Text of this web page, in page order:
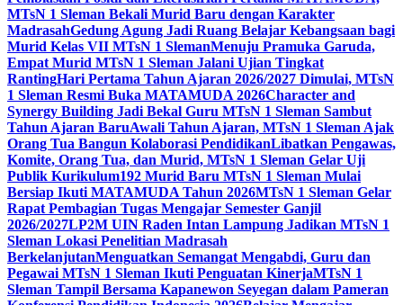
MTsN 1 Sleman Bekali Murid Baru dengan Karakter
MadrasahGedung Agung Jadi Ruang Belajar Kebangsaan bagi
Murid Kelas VII MTsN 1 SlemanMenuju Pramuka Garuda,
Empat Murid MTsN 1 Sleman Jalani Ujian Tingkat
RantingHari Pertama Tahun Ajaran 2026/2027 Dimulai, MTsN
1 Sleman Resmi Buka MATAMUDA 2026Character and
Synergy Building Jadi Bekal Guru MTsN 1 Sleman Sambut
Tahun Ajaran BaruAwali Tahun Ajaran, MTsN 1 Sleman Ajak
Orang Tua Bangun Kolaborasi PendidikanLibatkan Pengawas,
Komite, Orang Tua, dan Murid, MTsN 1 Sleman Gelar Uji
Publik Kurikulum192 Murid Baru MTsN 1 Sleman Mulai
Bersiap Ikuti MATAMUDA Tahun 2026MTsN 1 Sleman Gelar
Rapat Pembagian Tugas Mengajar Semester Ganjil
2026/2027LP2M UIN Raden Intan Lampung Jadikan MTsN 1
Sleman Lokasi Penelitian Madrasah
BerkelanjutanMenguatkan Semangat Mengabdi, Guru dan
Pegawai MTsN 1 Sleman Ikuti Penguatan KinerjaMTsN 1
Sleman Tampil Bersama Kapanewon Seyegan dalam Pameran